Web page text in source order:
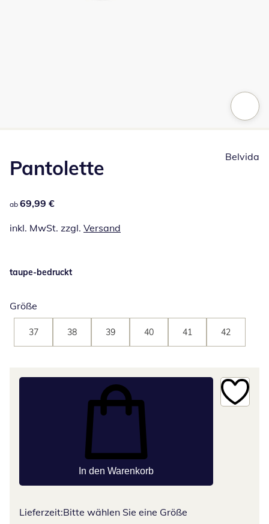
Pantolette
69,99 €
ab 69,99 €
inkl. MwSt. zzgl. Versand
Belvida
taupe-bedruckt
Größe
37 38 39 40 41 42
In den Warenkorb
Lieferzeit:Bitte wählen Sie eine Größe